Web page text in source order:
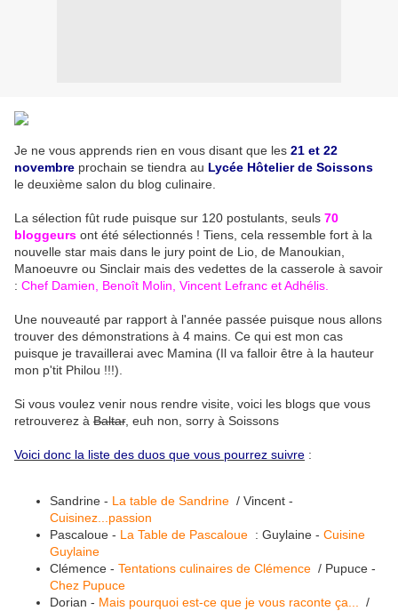
Je ne vous apprends rien en vous disant que les 21 et 22
novembre prochain se tiendra au Lycée Hôtelier de Soissons
le deuxième salon du blog culinaire.
La sélection fût rude puisque sur 120 postulants, seuls 70
bloggeurs ont été sélectionnés ! Tiens, cela ressemble fort à la
nouvelle star mais dans le jury point de Lio, de Manoukian,
Manoeuvre ou Sinclair mais des vedettes de la casserole à savoir
: Chef Damien, Benoît Molin, Vincent Lefranc et Adhélis.
Une nouveauté par rapport à l'année passée puisque nous allons
trouver des démonstrations à 4 mains. Ce qui est mon cas
puisque je travaillerai avec Mamina (Il va falloir être à la hauteur
mon p'tit Philou !!!).
Si vous voulez venir nous rendre visite, voici les blogs que vous
retrouverez à Baltar, euh non, sorry à Soissons
Voici donc la liste des duos que vous pourrez suivre :
Sandrine - La table de Sandrine / Vincent -
Cuisinez...passion
Pascaloue - La Table de Pascaloue : Guylaine - Cuisine
Guylaine
Clémence - Tentations culinaires de Clémence / Pupuce -
Chez Pupuce
Dorian - Mais pourquoi est-ce que je vous raconte ça...
/